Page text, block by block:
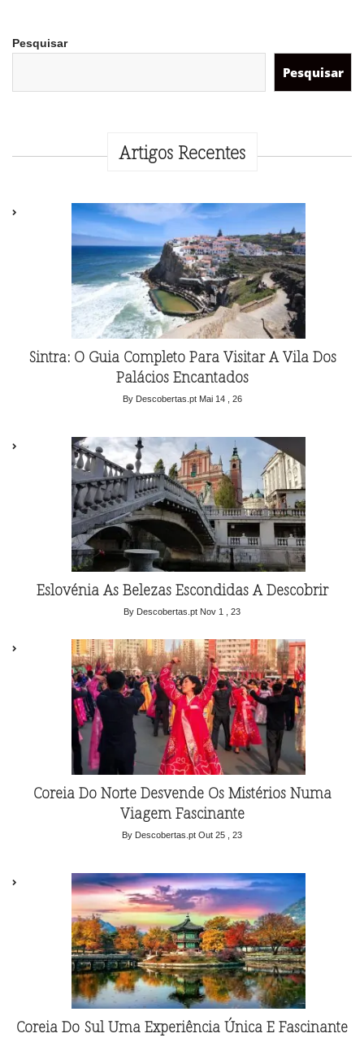
Pesquisar
Pesquisar
Artigos Recentes
Sintra: O Guia Completo Para Visitar A Vila Dos
Palácios Encantados
By Descobertas.pt Mai 14 , 26
Eslovénia As Belezas Escondidas A Descobrir
By Descobertas.pt Nov 1 , 23
Coreia Do Norte Desvende Os Mistérios Numa
Viagem Fascinante
By Descobertas.pt Out 25 , 23
Coreia Do Sul Uma Experiência Única E Fascinante